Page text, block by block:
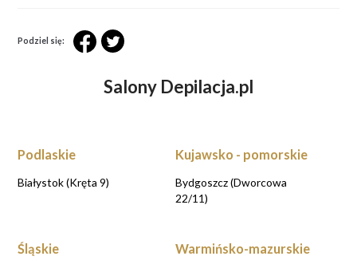
Podziel się:
Salony Depilacja.pl
Podlaskie
Białystok (Kręta 9)
Kujawsko - pomorskie
Bydgoszcz (Dworcowa
22/11)
Śląskie Warmińsko-mazurskie